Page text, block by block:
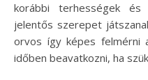
korábbi terhességek és
jelentős szerepet
orvos így képes felmérni
időben beavatkozni, ha